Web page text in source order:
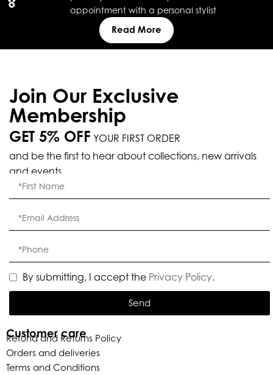
appointment with a personal stylist
Read More
Customer care
Refund and Returns Policy
Orders and deliveries
Terms and Conditions
Join Our Exclusive
Membership
GET 5% OFF YOUR FIRST ORDER
and be the first to hear about collections, new arrivals
and events.
By submitting, I accept the Privacy Policy.
Send